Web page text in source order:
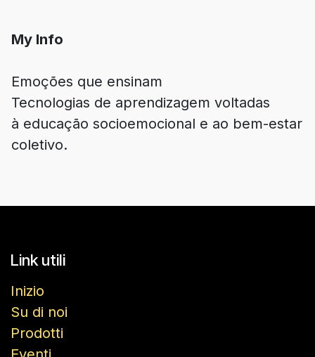
My Info
Emoções que ensinam
Tecnologias de aprendizagem voltadas
à educação socioemocional e ao bem-estar
Link utili
Inizio
Su di noi
Prodotti